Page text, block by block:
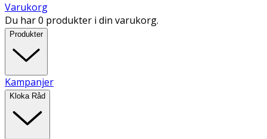
Varukorg
Du har 0 produkter i din varukorg.
Produkter
Kampanjer
Kloka Råd